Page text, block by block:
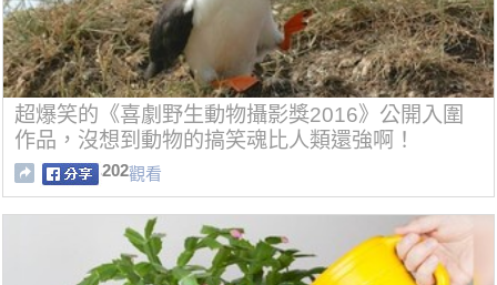
超爆笑的《喜劇野生動物攝影獎2016》公開入圍
作品，沒想到動物的搞笑魂比人類還強啊！
202觀看